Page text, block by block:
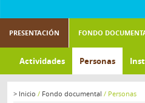
PRESENTACIÓN FONDO
Actividades Personas
> Inicio / Fondo documental / Personas